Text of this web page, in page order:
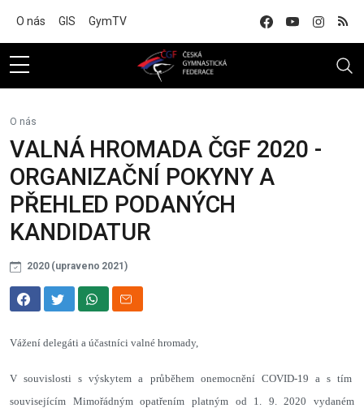
O nás GIS GymTV
O nás
VALNÁ HROMADA ČGF 2020 -
ORGANIZAČNÍ POKYNY A
PŘEHLED PODANÝCH
KANDIDATUR
2020 (upraveno 2021)
Vážení delegáti a účastníci valné hromady,
V souvislosti s výskytem a průběhem onemocnění COVID-19 a s tím
souvisejícím Mimořádným opatřením platným od 1. 9. 2020 vydaném